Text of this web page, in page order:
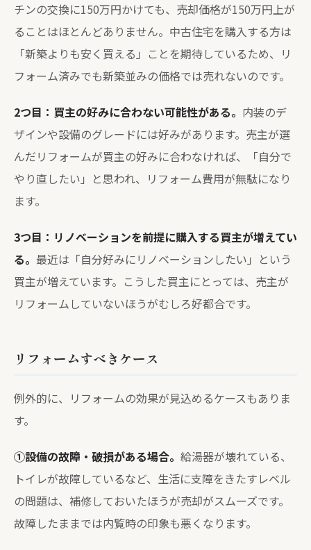
チンの交換に150万円かけても、売却価格が150万円上が
ることはほとんどありません。中古住宅を購入する方は
「新築よりも安く買える」ことを期待しているため、リ
フォーム済みでも新築並みの価格では売れないのです。
2つ目：買主の好みに合わない可能性がある。 内装のデ
ザインや設備のグレードには好みがあります。売主が選
んだリフォームが買主の好みに合わなければ、「自分で
やり直したい」と思われ、リフォーム費用が無駄になり
ます。
3つ目：リノベーションを前提に購入する買主が増えてい
る。 最近は「自分好みにリノベーションしたい」という
買主が増えています。こうした買主にとっては、売主が
リフォームしていないほうがむしろ好都合です。
リフォームすべきケース
例外的に、リフォームの効果が見込めるケースもありま
す。
①設備の故障・破損がある場合。 給湯器が壊れている、
トイレが故障しているなど、生活に支障をきたすレベル
の問題は、補修しておいたほうが売却がスムーズです。
故障したままでは内覧時の印象も悪くなります。